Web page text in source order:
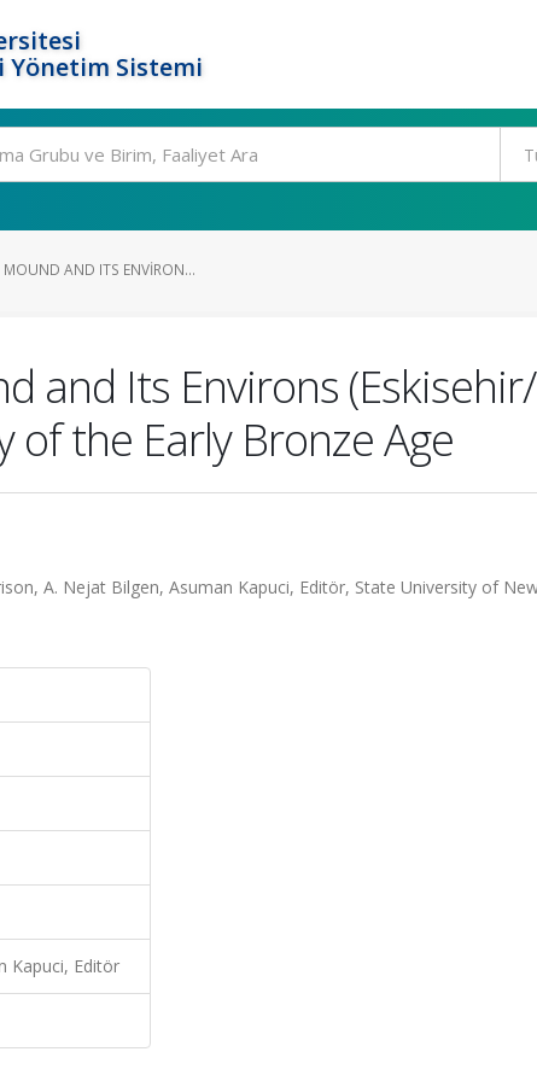
Yönetim Sistemi
MOUND AND ITS ENVIRON...
and Its Environs
the Early Bronze Age
A. Nejat Bilgen, Asuman Kapuci, Editör, State University of
Kapuci, Editör